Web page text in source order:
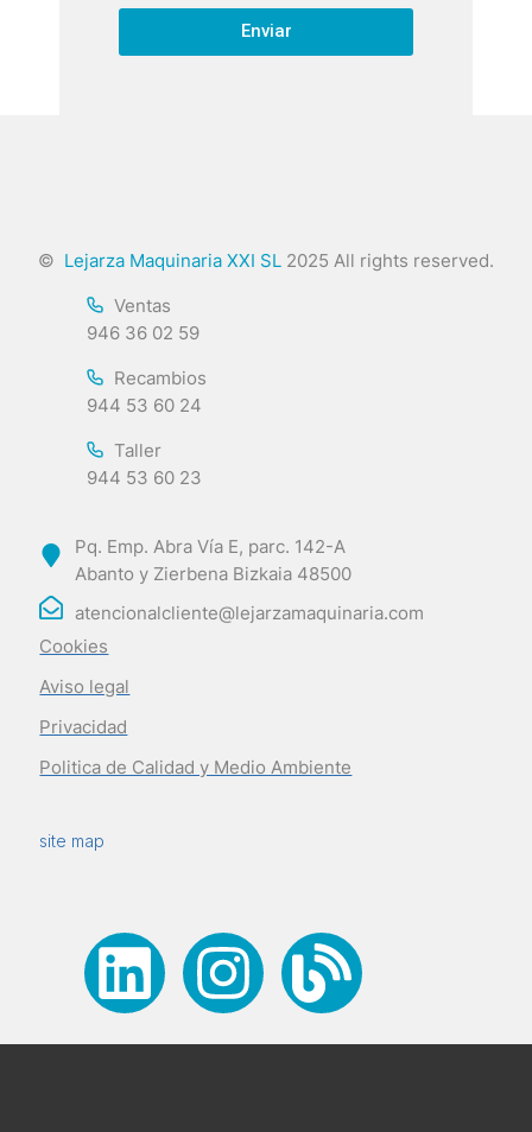
Enviar
© Lejarza Maquinaria XXI SL 2025 All rights reserved.
Ventas
946 36 02 59
Recambios
944 53 60 24
Taller
944 53 60 23
Pq. Emp. Abra Vía E, parc. 142-A
Abanto y Zierbena Bizkaia 48500
atencionalcliente@lejarzamaquinaria.com
Cookies
Aviso legal
Privacidad
Politica de Calidad y Medio Ambiente
site map